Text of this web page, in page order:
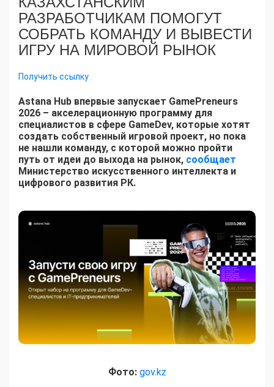
РАЗРАБОТЧИКАМ ПОМОГУТ
СОБРАТЬ КОМАНДУ И ВЫВЕСТИ
ИГРУ НА МИРОВОЙ РЫНОК
Получить ссылку
Astana Hub впервые запускает GamePreneurs
2026 – акселерационную программу для
специалистов в сфере GameDev, которые хотят
создать собственный игровой проект, но пока
не нашли команду, с которой можно пройти
путь от идеи до выхода на рынок, сообщает
Министерство искусственного интеллекта и
цифрового развития РК.
Фото: gov.kz